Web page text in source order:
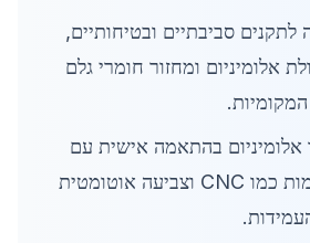
סביבתיים ובטיחותיים,
אלומיניום ומחזור חומרי גלם
אלומיניום בהתאמה אישית עם
טכנולוגיות מתקדמות כמו CNC וצביעה אוטומטית